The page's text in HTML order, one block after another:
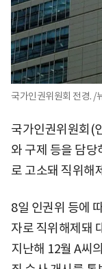
국가인권위원회 전경. /
국가인권위원회(
와 구제 등을 담
로 고소돼 직위해
8일 인권위 등에
자로 직위해제돼
지난해 12월 A씨